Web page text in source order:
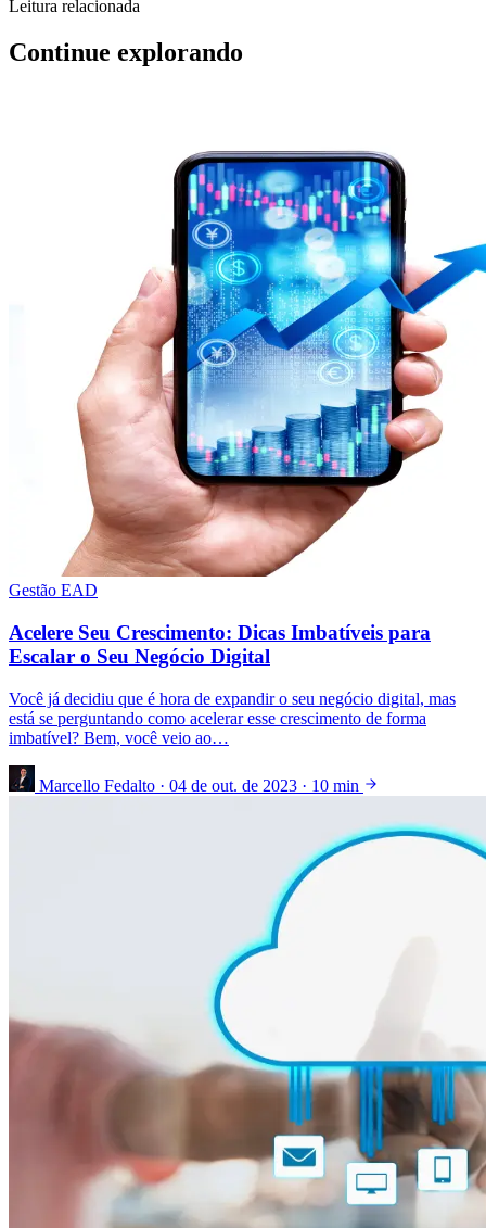
Leitura relacionada
Continue explorando
Gestão EAD
Acelere Seu Crescimento: Dicas Imbatíveis para
Escalar o Seu Negócio Digital
Você já decidiu que é hora de expandir o seu negócio digital, mas
está se perguntando como acelerar esse crescimento de forma
imbatível? Bem, você veio ao…
Marcello Fedalto · 04 de out. de 2023 · 10 min